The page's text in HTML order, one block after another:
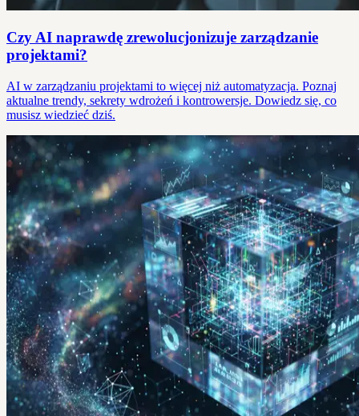
Czy AI naprawdę zrewolucjonizuje zarządzanie
projektami?
AI w zarządzaniu projektami to więcej niż automatyzacja. Poznaj
aktualne trendy, sekrety wdrożeń i kontrowersje. Dowiedz się, co
musisz wiedzieć dziś.